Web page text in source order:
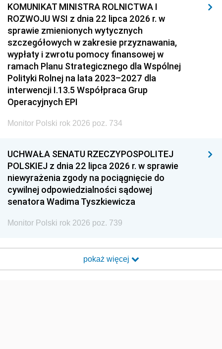
KOMUNIKAT MINISTRA ROLNICTWA I
ROZWOJU WSI z dnia 22 lipca 2026 r. w
sprawie zmienionych wytycznych
szczegółowych w zakresie przyznawania,
wypłaty i zwrotu pomocy finansowej w
ramach Planu Strategicznego dla Wspólnej
Polityki Rolnej na lata 2023–2027 dla
interwencji I.13.5 Współpraca Grup
Operacyjnych EPI
Monitor Polski rok 2026 poz. 734
UCHWAŁA SENATU RZECZYPOSPOLITEJ
POLSKIEJ z dnia 22 lipca 2026 r. w sprawie
niewyrażenia zgody na pociągnięcie do
cywilnej odpowiedzialności sądowej
senatora Wadima Tyszkiewicza
Monitor Polski rok 2026 poz. 739
pokaż więcej